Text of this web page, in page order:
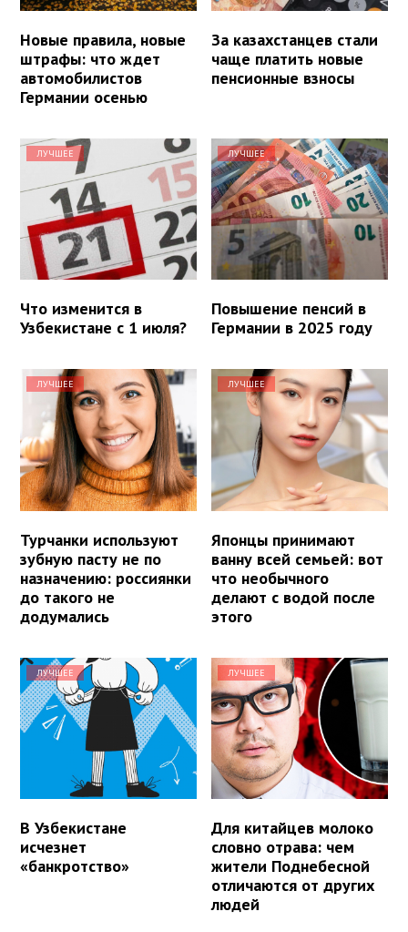
Новые правила, новые
штрафы: что ждет
автомобилистов
Германии осенью
За казахстанцев стали
чаще платить новые
пенсионные взносы
ЛУЧШЕЕ
Что изменится в
Узбекистане с 1 июля?
ЛУЧШЕЕ
Повышение пенсий в
Германии в 2025 году
ЛУЧШЕЕ
Турчанки используют
зубную пасту не по
назначению: россиянки
до такого не
додумались
ЛУЧШЕЕ
Японцы принимают
ванну всей семьей: вот
что необычного
делают с водой после
этого
ЛУЧШЕЕ
В Узбекистане
исчезнет
«банкротство»
ЛУЧШЕЕ
Для китайцев молоко
словно отрава: чем
жители Поднебесной
отличаются от других
людей